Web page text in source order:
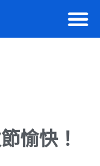
愉快！